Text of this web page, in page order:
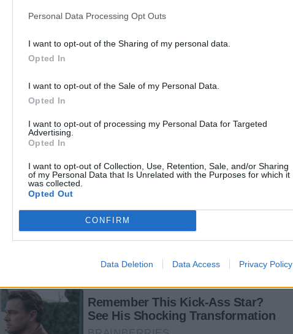
Personal Data Processing Opt Outs
I want to opt-out of the Sharing of my personal data.
Opted In
I want to opt-out of the Sale of my Personal Data.
Opted In
I want to opt-out of processing my Personal Data for Targeted
Advertising.
Opted In
I want to opt-out of Collection, Use, Retention, Sale, and/or Sharing
of my Personal Data that Is Unrelated with the Purposes for which it
was collected.
Opted Out
CONFIRM
Data Deletion Data Access Privacy Policy